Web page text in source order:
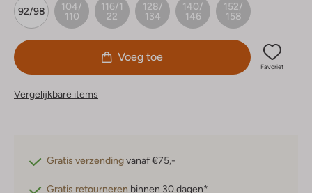
92/98
104/
110
116/1
22
128/
134
140/
146
152/
158
Voeg toe
Favoriet
Vergelijkbare items
Gratis verzendingvanaf €75,-
Gratis retourneren binnen 30 dagen*